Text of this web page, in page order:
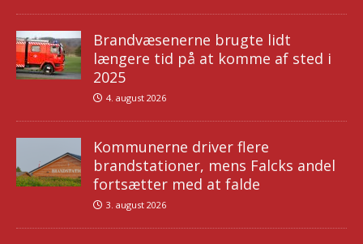
Brandvæsenerne brugte lidt
længere tid på at komme af sted i
2025
4. august 2026
Kommunerne driver flere
brandstationer, mens Falcks andel
fortsætter med at falde
3. august 2026